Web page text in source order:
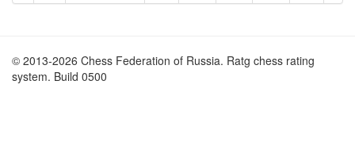
© 2013-2026 Chess Federation of Russia. Ratg chess rating
system. Build 0500